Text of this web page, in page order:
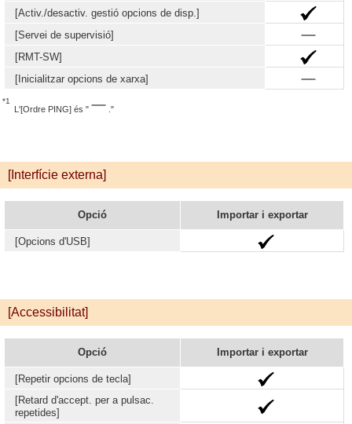
[Activ./desactiv. gestió opcions de disp.]
[Servei de supervisió]
[RMT-SW]
[Inicialitzar opcions de xarxa]
*1
L'[Ordre PING] és " ."
[Interfície externa]
Opció Importar i exportar
[Opcions d'USB]
[Accessibilitat]
Opció Importar i exportar
[Repetir opcions de tecla]
[Retard d'accept. per a pulsac.
repetides]